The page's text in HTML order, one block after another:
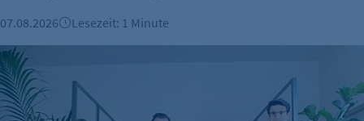
07.08.2026 Lesezeit: 1 Minute
Berliner Fintech Moss erreicht Milliardenbewertung